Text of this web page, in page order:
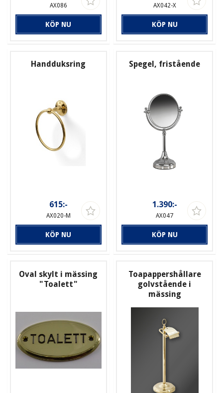
AX086
KÖP NU
AX042-X
KÖP NU
Handduksring
615:-
AX020-M
KÖP NU
Spegel, fristående
1.390:-
AX047
KÖP NU
Oval skylt i mässing
"Toalett"
Toapappershållare
golvstående i
mässing